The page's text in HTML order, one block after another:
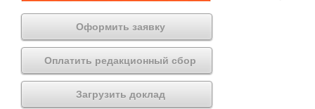
Оформить заявку
Оплатить редакционный сбор
Загрузить доклад